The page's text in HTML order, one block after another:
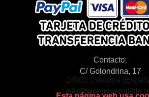
Contacto:
C/ Golondrina, 17
14002 Córdoba